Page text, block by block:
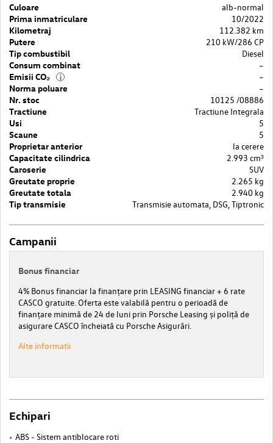
Culoare
alb-normal
Prima inmatriculare
10/2022
Kilometraj
112.382 km
Putere
210 kW/286 CP
Tip combustibil
Diesel
Consum combinat
–
Emisii CO₂
i
–
Norma poluare
–
Nr. stoc
10125 /08886
Tractiune
Tractiune Integrala
Usi
5
Scaune
5
Proprietar anterior
la cerere
Capacitate cilindrica
2.993 cm³
Caroserie
SUV
Greutate proprie
2.265 kg
Greutate totala
2.940 kg
Tip transmisie
Transmisie automata, DSG, Tiptronic
Campanii
Bonus financiar
4% Bonus financiar la finanțare prin LEASING financiar + 6 rate
CASCO gratuite. Oferta este valabilă pentru o perioadă de
finanțare minimă de 24 de luni prin Porsche Leasing și poliță de
asigurare CASCO încheiată cu Porsche Asigurări.
Alte informatii
Echipari
ABS - Sistem antiblocare roti